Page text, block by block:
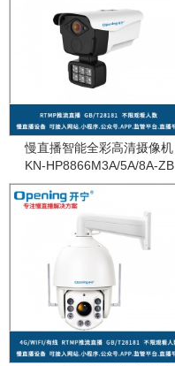
慢直播智能全彩高清摄像机
KN-HP8866M3A/5A/8A-ZB